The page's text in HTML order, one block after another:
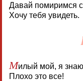
Давай помиримся
Хочу тебя увидеть.
Милый мой, я знаю
Плохо это все!